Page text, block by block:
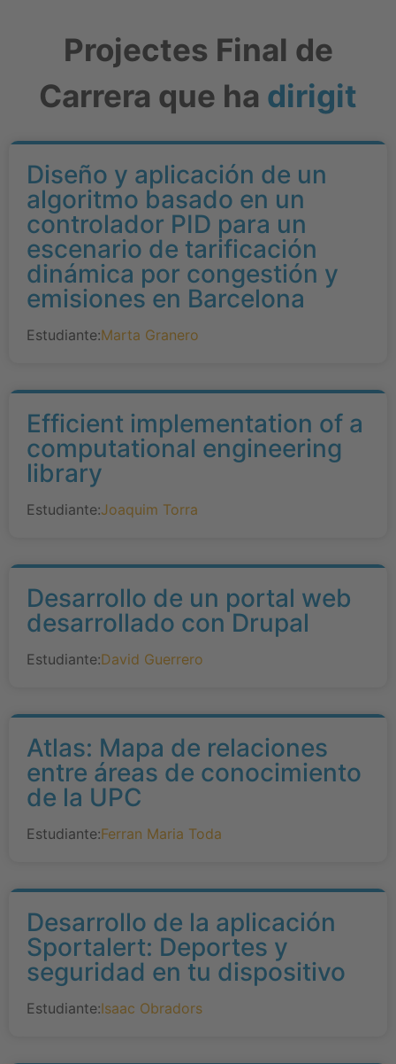
Projectes Final de
Carrera que ha dirigit
Diseño y aplicación de un
algoritmo basado en un
controlador PID para un
escenario de tarificación
dinámica por congestión y
emisiones en Barcelona
Estudiante:Marta Granero
Efficient implementation of a
computational engineering
library
Estudiante:Joaquim Torra
Desarrollo de un portal web
desarrollado con Drupal
Estudiante:David Guerrero
Atlas: Mapa de relaciones
entre áreas de conocimiento
de la UPC
Estudiante:Ferran Maria Toda
Desarrollo de la aplicación
Sportalert: Deportes y
seguridad en tu dispositivo
Estudiante:Isaac Obradors